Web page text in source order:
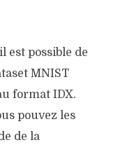
est possible de
MNIST
format IDX.
pouvez les
de la